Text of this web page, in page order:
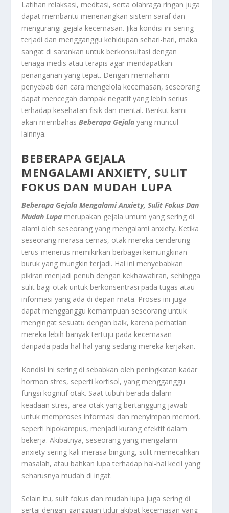
Latihan relaksasi, meditasi, serta olahraga ringan juga
dapat membantu menenangkan sistem saraf dan
mengurangi gejala kecemasan. Jika kondisi ini sering
terjadi dan mengganggu kehidupan sehari-hari, maka
sangat di sarankan untuk berkonsultasi dengan
tenaga medis atau terapis agar mendapatkan
penanganan yang tepat. Dengan memahami
penyebab dan cara mengelola kecemasan, seseorang
dapat mencegah dampak negatif yang lebih serius
terhadap kesehatan fisik dan mental. Berikut kami
akan membahasBeberapa Gejala yang muncul
lainnya.
BEBERAPA GEJALA
MENGALAMI ANXIETY, SULIT
FOKUS DAN MUDAH LUPA
Beberapa Gejala Mengalami Anxiety, Sulit Fokus Dan
Mudah Lupa merupakan gejala umum yang sering di
alami oleh seseorang yang mengalami anxiety. Ketika
seseorang merasa cemas, otak mereka cenderung
terus-menerus memikirkan berbagai kemungkinan
buruk yang mungkin terjadi. Hal ini menyebabkan
pikiran menjadi penuh dengan kekhawatiran, sehingga
sulit bagi otak untuk berkonsentrasi pada tugas atau
informasi yang ada di depan mata. Proses ini juga
dapat mengganggu kemampuan seseorang untuk
mengingat sesuatu dengan baik, karena perhatian
mereka lebih banyak tertuju pada kecemasan
daripada pada hal-hal yang sedang mereka kerjakan.
Kondisi ini sering di sebabkan oleh peningkatan kadar
hormon stres, seperti kortisol, yang mengganggu
fungsi kognitif otak. Saat tubuh berada dalam
keadaan stres, area otak yang bertanggung jawab
untuk memproses informasi dan menyimpan memori,
seperti hipokampus, menjadi kurang efektif dalam
bekerja. Akibatnya, seseorang yang mengalami
anxiety sering kali merasa bingung, sulit memecahkan
masalah, atau bahkan lupa terhadap hal-hal kecil yang
seharusnya mudah di ingat.
Selain itu, sulit fokus dan mudah lupa juga sering di
sertai dengan gangguan tidur akibat kecemasan yang